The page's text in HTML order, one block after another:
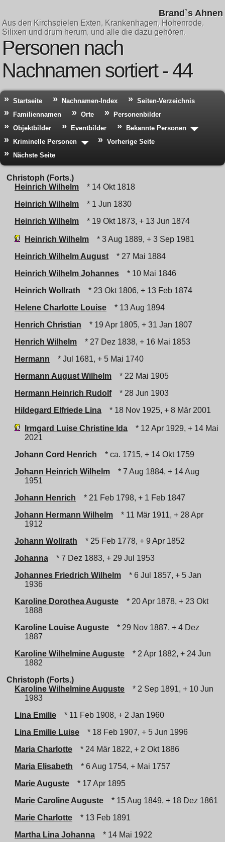
Brand`s Ahnen
Aus den Kirchspielen Exten, Krankenhagen, Hohenrode,
Silixen und drum herum, und alle die dazu gehören.
Personen nach
Nachnamen sortiert - 44
Startseite Nachnamen-Index
Seiten-Verzeichnis
Familiennamen
Orte
Personenbilder
Objektbilder
Eventbilder
Bekannte Personen
Kriminelle Personen
Vorherige Seite
Nächste Seite
Christoph (Forts.)
Heinrich Wilhelm
* 14 Okt 1818
Heinrich Wilhelm
* 1 Jun 1830
Heinrich Wilhelm
* 19 Okt 1873, + 13 Jun 1874
Heinrich Wilhelm
* 3 Aug 1889, + 3 Sep 1981
Heinrich Wilhelm August
* 27 Mai 1884
Heinrich Wilhelm Johannes
* 10 Mai 1846
Heinrich Wollrath
* 23 Okt 1806, + 13 Feb 1874
Helene Charlotte Louise
* 13 Aug 1894
Henrich Christian
* 19 Apr 1805, + 31 Jan 1807
Henrich Wilhelm
* 27 Dez 1838, + 16 Mai 1853
Hermann
* Jul 1681, + 5 Mai 1740
Hermann August Wilhelm
* 22 Mai 1905
Hermann Heinrich Rudolf
* 28 Jun 1903
Hildegard Elfriede Lina
* 18 Nov 1925, + 8 Mär 2001
Irmgard Luise Christine Ida
* 12 Apr 1929, + 14 Mai
2021
Johann Cord Henrich
* ca. 1715, + 14 Okt 1759
Johann Heinrich Wilhelm
* 7 Aug 1884, + 14 Aug
1951
Johann Henrich
* 21 Feb 1798, + 1 Feb 1847
Johann Hermann Wilhelm
* 11 Mär 1911, + 28 Apr
1912
Johann Wollrath
* 25 Feb 1778, + 9 Apr 1852
Johanna
* 7 Dez 1883, + 29 Jul 1953
Johannes Friedrich Wilhelm
* 6 Jul 1857, + 5 Jan
1936
Karoline Dorothea Auguste
* 20 Apr 1878, + 23 Okt
1888
Karoline Louise Auguste
* 29 Nov 1887, + 4 Dez
1887
Karoline Wilhelmine Auguste
* 2 Apr 1882, + 24 Jun
1882
Christoph (Forts.)
Karoline Wilhelmine Auguste
* 2 Sep 1891, + 10 Jun
1983
Lina Emilie
* 11 Feb 1908, + 2 Jan 1960
Lina Emilie Luise
* 18 Feb 1907, + 5 Jun 1996
Maria Charlotte
* 24 Mär 1822, + 2 Okt 1886
Maria Elisabeth
* 6 Aug 1754, + Mai 1757
Marie Auguste
* 17 Apr 1895
Marie Caroline Auguste
* 15 Aug 1849, + 18 Dez 1861
Marie Charlotte
* 13 Feb 1891
Martha Lina Johanna
* 14 Mai 1922